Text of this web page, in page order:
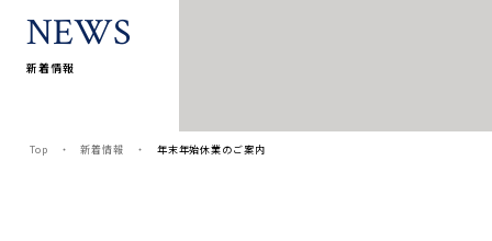
NEWS
新着情報
Top 新着情報 年末年始休業のご案内